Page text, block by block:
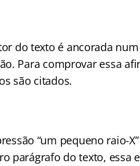
do texto é ancorada
Para comprovar essa
são citados.
“um pequeno raio-
parágrafo do texto, essa